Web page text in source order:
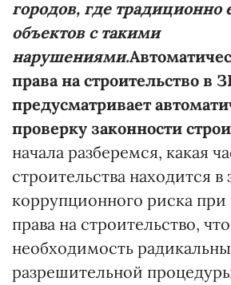
городов, где традиционно
объектов с такими
нарушениями.
права на строительство в
предусматривает
проверку законности
начала разберемся, какая
строительства находится в
коррупционного риска
права на строительство,
необходимость
разрешительной